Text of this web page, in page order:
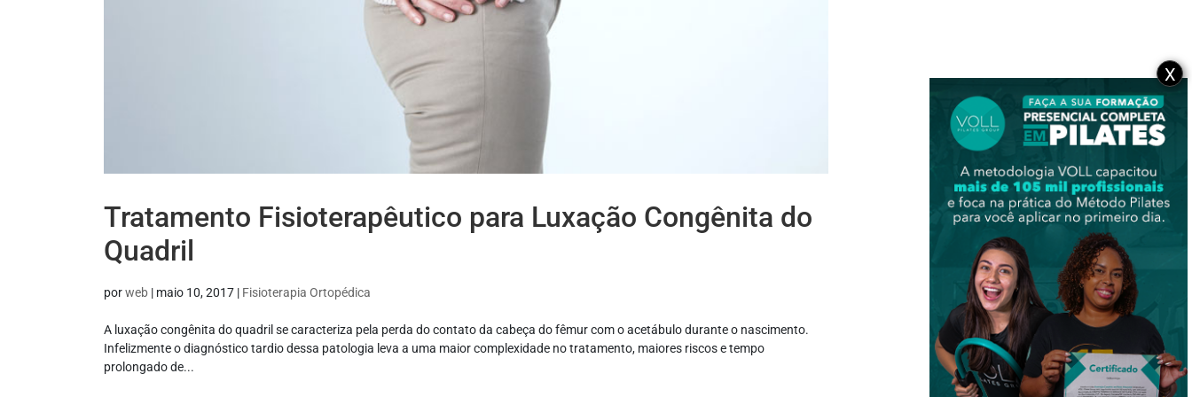
Tratamento Fisioterapêutico para Luxação Congênita do
Quadril
porweb | maio 10, 2017 | Fisioterapia Ortopédica
A luxação congênita do quadril se caracteriza pela perda do contato da cabeça do fêmur com o acetábulo durante o nascimento.
Infelizmente o diagnóstico tardio dessa patologia leva a uma maior complexidade no tratamento, maiores riscos e tempo
prolongado de...
X